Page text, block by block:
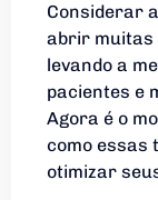
Considerar
abrir muitas
levando a
pacientes e
Agora é o
como essas
otimizar